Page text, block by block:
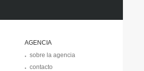
AGENCIA
sobre la agencia
contacto